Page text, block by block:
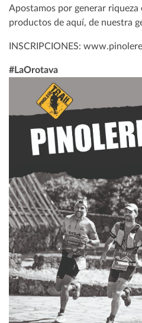
Apostamos por generar riqueza
productos de aquí, de nuestra
INSCRIPCIONES:
#LaOrotava